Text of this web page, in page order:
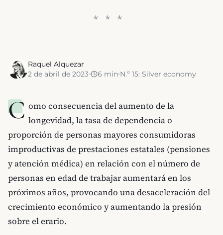
Raquel Alquezar
2 de abril de 2023
6 min N.º 15: Silver economy
C omo consecuencia del aumento de la
longevidad, la tasa de dependencia o
proporción de personas mayores consumidoras
improductivas de prestaciones estatales (pensiones
y atención médica) en relación con el número de
personas en edad de trabajar aumentará en los
próximos años, provocando una desaceleración del
crecimiento económico y aumentando la presión
sobre el erario.